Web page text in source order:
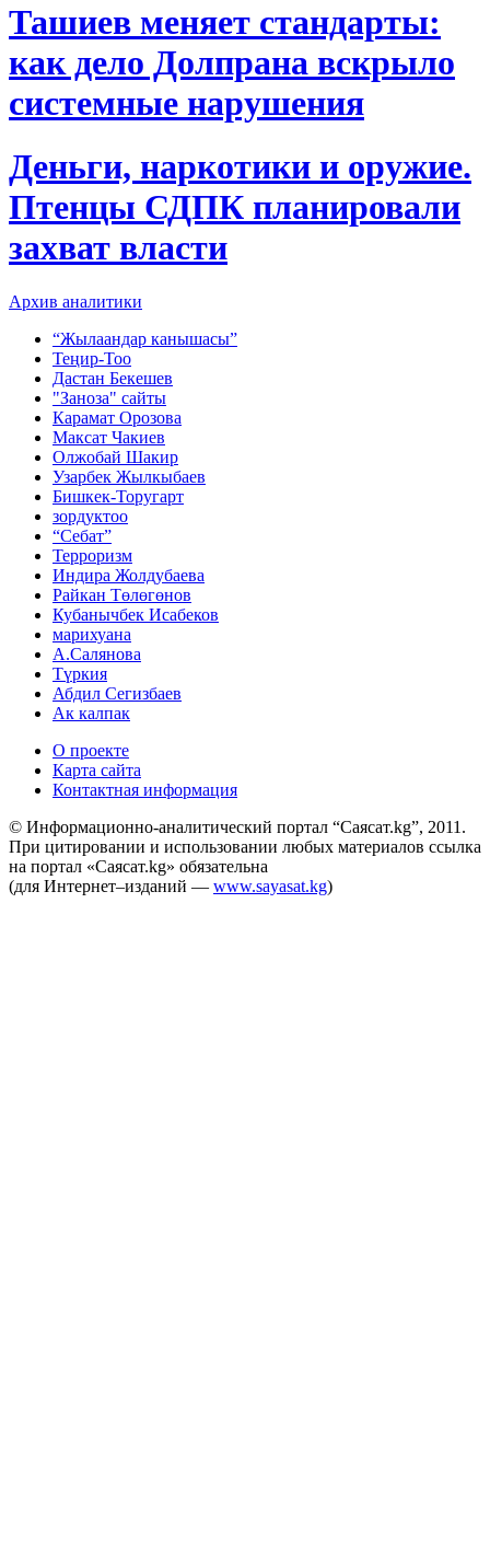
Ташиев меняет стандарты:
как дело Долпрана вскрыло
системные нарушения
Деньги, наркотики и оружие.
Птенцы СДПК планировали
захват власти
Архив аналитики
“Жылаандар канышасы”
Теңир-Тоо
Дастан Бекешев
"Заноза" сайты
Карамат Орозова
Максат Чакиев
Олжобай Шакир
Узарбек Жылкыбаев
Бишкек-Торугарт
зордуктоо
“Себат”
Терроризм
Индира Жолдубаева
Райкан Төлөгөнов
Кубанычбек Исабеков
марихуана
А.Салянова
Түркия
Абдил Сегизбаев
Ак калпак
О проекте
Карта сайта
Контактная информация
© Информационно-аналитический портал “Саясат.kg”, 2011.
При цитировании и использовании любых материалов ссылка
на портал «Саясат.kg» обязательна
(для Интернет–изданий — www.sayasat.kg)